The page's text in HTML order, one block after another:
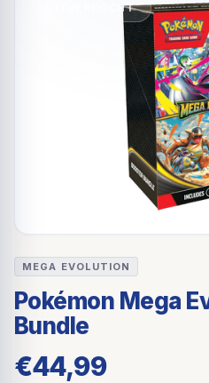
UITVERKOCHT
MEGA EVOLUTION
Pokémon Mega
Bundle
€44,99